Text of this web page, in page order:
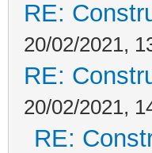
RE:
20/02/2021,
RE:
20/02/2021,
RE: